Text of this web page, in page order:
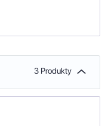
3 Produkty